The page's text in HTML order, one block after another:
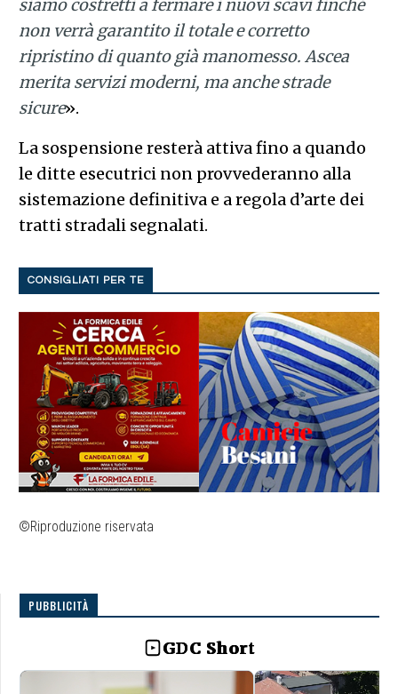
siamo costretti a fermare i nuovi scavi finché
non verrà garantito il totale e corretto
ripristino di quanto già manomesso. Ascea
merita servizi moderni, ma anche strade
sicure».
La sospensione resterà attiva fino a quando
le ditte esecutrici non provvederanno alla
sistemazione definitiva e a regola d’arte dei
tratti stradali segnalati.
CONSIGLIATI PER TE
©Riproduzione riservata
PUBBLICITÀ
GDC Short